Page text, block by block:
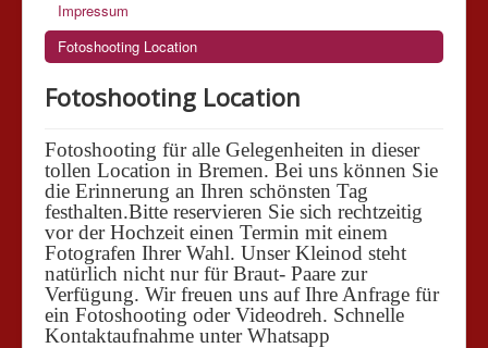
Impressum
Fotoshooting Location
Fotoshooting Location
Fotoshooting für alle Gelegenheiten in dieser
tollen Location in Bremen. Bei uns können Sie
die Erinnerung an Ihren schönsten Tag
festhalten.Bitte reservieren Sie sich rechtzeitig
vor der Hochzeit einen Termin mit einem
Fotografen Ihrer Wahl. Unser Kleinod steht
natürlich nicht nur für Braut- Paare zur
Verfügung. Wir freuen uns auf Ihre Anfrage für
ein Fotoshooting oder Videodreh. Schnelle
Kontaktaufnahme unter Whatsapp